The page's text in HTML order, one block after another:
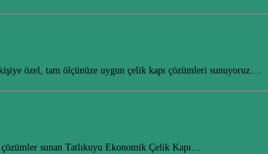
özel, tam ölçünüze uygun çelik kapı çözümleri sunuyoruz.…
sunan Tatlıkuyu Ekonomik Çelik Kapı…